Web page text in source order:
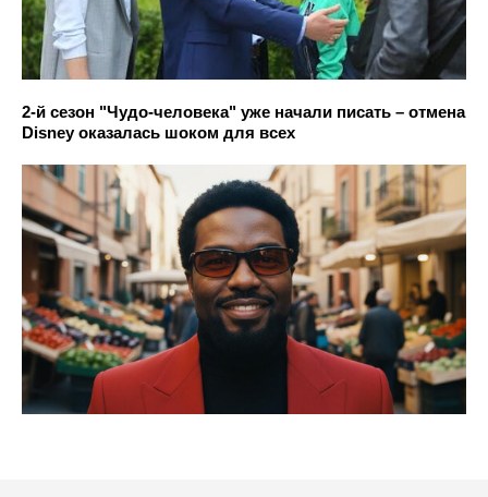
2-й сезон "Чудо-человека" уже начали писать – отмена
Disney оказалась шоком для всех